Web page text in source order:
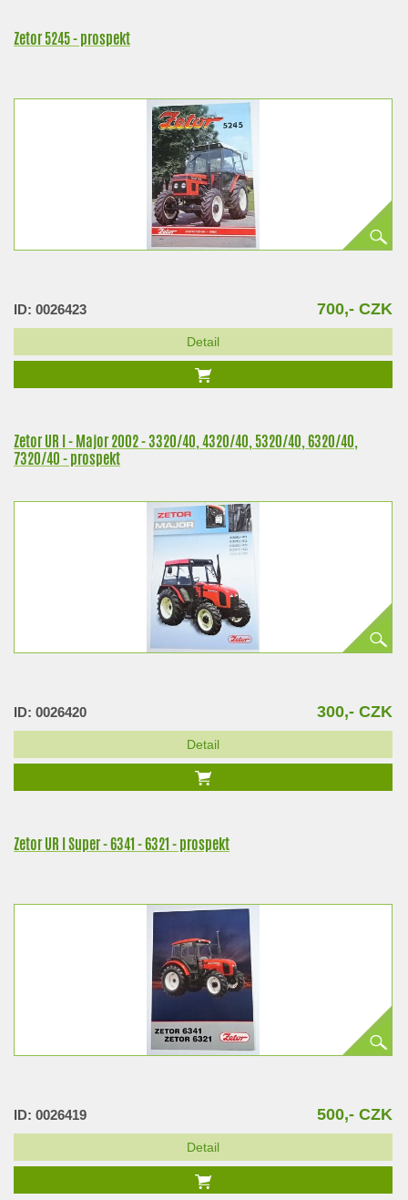
Zetor 5245 - prospekt
ID: 0026423 700,- CZK
Detail
Zetor UR I - Major 2002 - 3320/40, 4320/40, 5320/40, 6320/40,
7320/40 - prospekt
ID: 0026420 300,- CZK
Detail
Zetor UR I Super - 6341 - 6321 - prospekt
ID: 0026419 500,- CZK
Detail